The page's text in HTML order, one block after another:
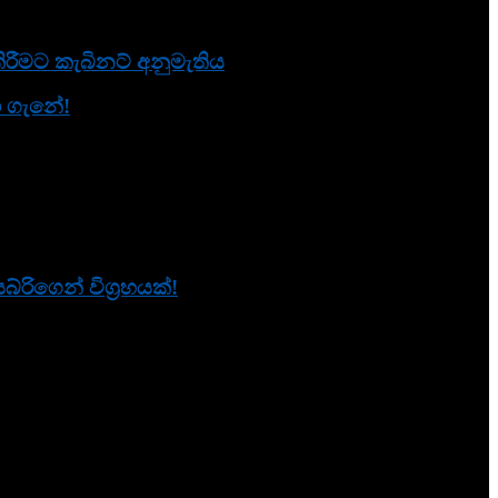
කැබිනට් අනුමැතිය
ගැනේ!
විග්‍රහයක්!